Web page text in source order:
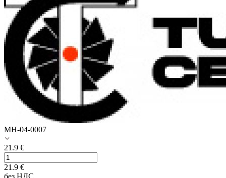
MH-04-0007
21.9 €
21.9 €